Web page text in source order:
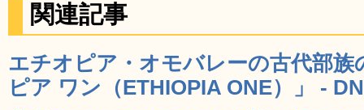
関連記事
エチオピア・オモバレーの古代部
ピア ワン（ETHIOPIA ONE）」 -